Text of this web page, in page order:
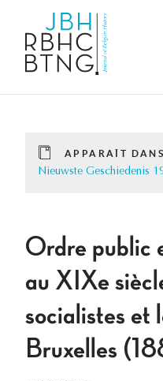
APPARAÎT DANS
Nieuwste Geschiedenis
Ordre public
au XIXe
socialistes et
Bruxelles